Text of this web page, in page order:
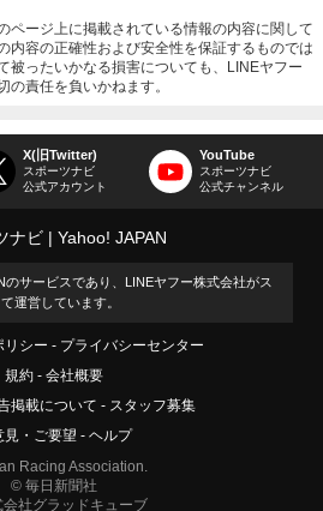
ページ上に掲載されている情報の内容に関して
内容の正確性および安全性を保証するものでは
被ったいかなる損害についても、LINEヤフー
責任を負いかねます。
X(旧Twitter)
スポーツナビ
公式アカウント
YouTube
スポーツナビ
公式チャンネル
ナビ Yahoo! JAPAN
のサービスであり、LINEヤフー株式会社がス
運営しています。
リシー
プライバシーセンター
規約
会社概要
掲載について
スタッフ募集
見・ご要望
ヘルプ
Racing Association.
© 毎日新聞社
社グラッドキューブ